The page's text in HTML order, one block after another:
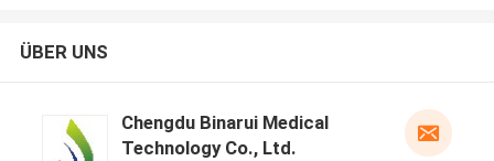
ÜBER UNS
Chengdu Binarui Medical
Technology Co., Ltd.